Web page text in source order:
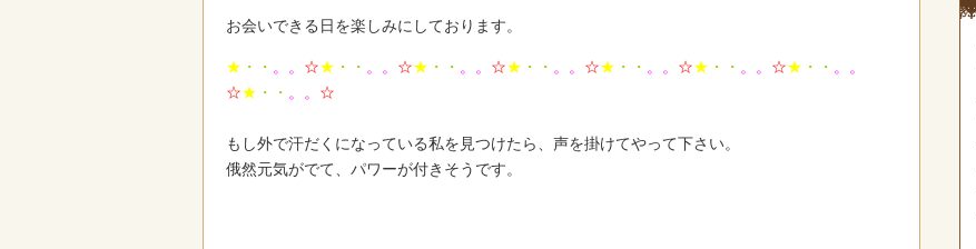
お会いできる日を楽しみにしております。
★ ・・ 。。 ☆★ ・・ 。。 ☆★ ・・ 。。 ☆★ ・・ 。。 ☆★ ・・ 。。 ☆★ ・・ 。。 ☆★ ・・ 。。
☆★ ・・ 。。 ☆
もし外で汗だくになっている私を見つけたら、声を掛けてやって下さい。
俄然元気がでて、パワーが付きそうです。